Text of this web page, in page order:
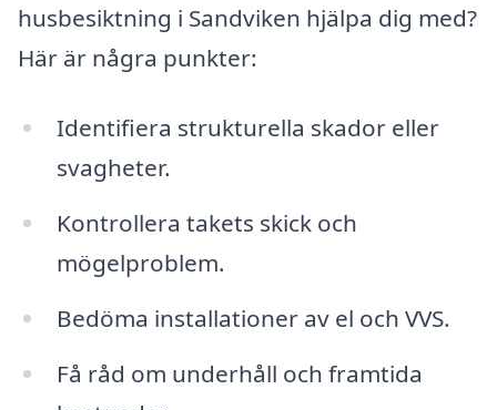
husbesiktning i Sandviken hjälpa dig med?
Här är några punkter:
Identifiera strukturella skador eller
svagheter.
Kontrollera takets skick och
mögelproblem.
Bedöma installationer av el och VVS.
Få råd om underhåll och framtida